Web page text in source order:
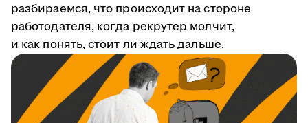
разбираемся, что происходит на стороне
работодателя, когда рекрутер молчит,
и как понять, стоит ли ждать дальше.